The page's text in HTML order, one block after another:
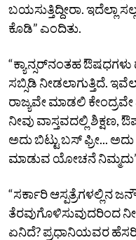
ಬಯಸುತ್ತಿದ್ದೀರಾ. ಇದೆಲ್ಲಾ
ಕೊಡಿ” ಎಂದಿತು.
“ಕ್ಯಾನ್ಸರ್‌ನಂತಹ
ಸಬ್ಸಿಡಿ ನೀಡಲಾಗುತ್ತಿದೆ.
ರಾಜ್ಯವೇ ಮಾಡಲಿ
ನೀವು ವಾಸ್ತವದಲ್ಲಿ ಶಿಕ್ಷಣ,
ಅದು ಬಿಟ್ಟು ಬಸ್‌ ಫ್ರೀ... ಅದು
ಮಾಡುವ ಯೋಚನೆ ನಿಮ್ಮದು”
“ಸರ್ಕಾರಿ ಆಸ್ಪತ್ರೆಗಳಲ್ಲಿನ
ತೆರವುಗೊಳಿಸುವುದರಿಂದ
ಏನಿದೆ? ಪ್ರಧಾನಿಯವರ